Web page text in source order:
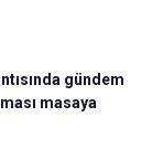
gündem
masaya